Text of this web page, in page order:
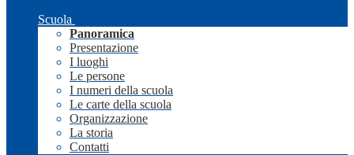
Scuola
Panoramica
Presentazione
I luoghi
Le persone
I numeri della scuola
Le carte della scuola
Organizzazione
La storia
Contatti